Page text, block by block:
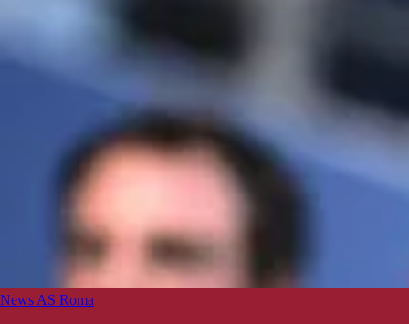
News AS Roma